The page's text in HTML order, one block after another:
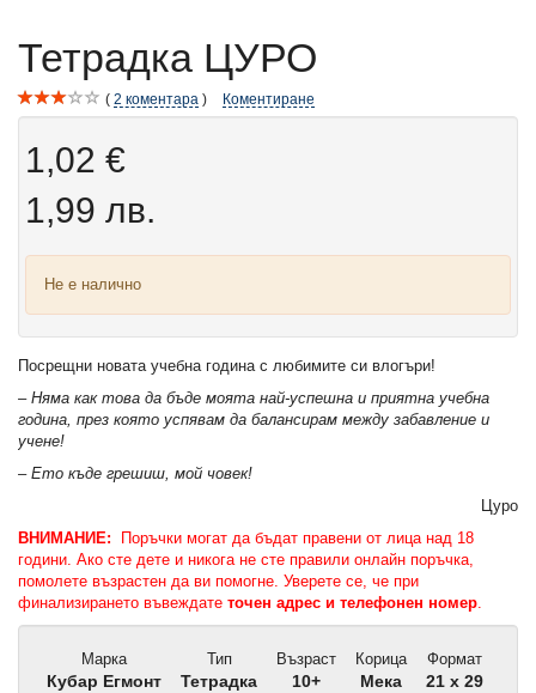
Тетрадка ЦУРО
2 коментара Коментиране
1,02 €
1,99 лв.
Не е налично
Посрещни новата учебна година с любимите си влогъри!
– Няма как това да бъде моята най-успешна и приятна учебна
година, през която успявам да балансирам между забавление и
учене!
– Ето къде грешиш, мой човек!
Цуро
ВНИМАНИЕ: Поръчки могат да бъдат правени от лица над 18
години. Ако сте дете и никога не сте правили онлайн поръчка,
помолете възрастен да ви помогне. Уверете се, че при
финализирането въвеждате точен адрес и телефонен номер.
Марка
Кубар Егмонт
Тип
Тетрадка
Възраст
10+
Корица
Мека
Формат
21 x 29